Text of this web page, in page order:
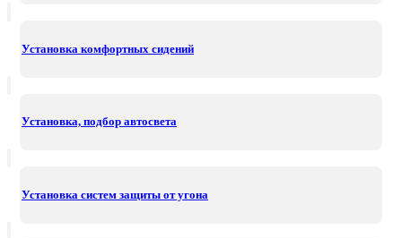
Установка комфортных сидений
Установка, подбор автосвета
Установка систем защиты от угона